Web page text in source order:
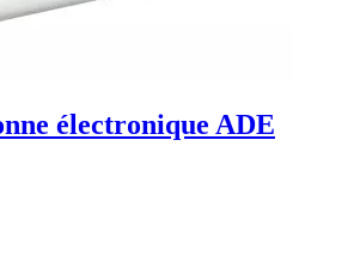
électronique ADE